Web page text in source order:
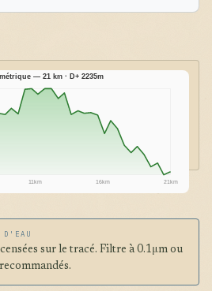
11km 16km 21km
— 21 km · D+ 2235m
sur le tracé. Filtre à 0.1μm ou